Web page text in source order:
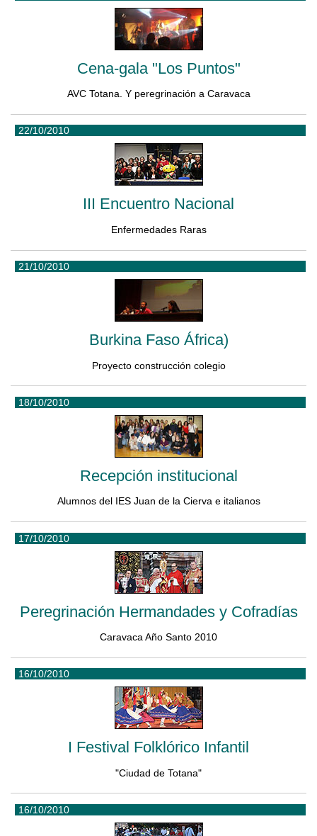
Cena-gala "Los Puntos"
AVC Totana. Y peregrinación a Caravaca
22/10/2010
III Encuentro Nacional
Enfermedades Raras
21/10/2010
Burkina Faso África)
Proyecto construcción colegio
18/10/2010
Recepción institucional
Alumnos del IES Juan de la Cierva e italianos
17/10/2010
Peregrinación Hermandades y Cofradías
Caravaca Año Santo 2010
16/10/2010
I Festival Folklórico Infantil
"Ciudad de Totana"
16/10/2010